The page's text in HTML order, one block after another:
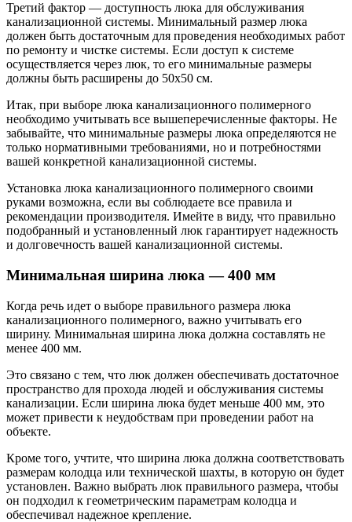
Третий фактор — доступность люка для обслуживания
канализационной системы. Минимальный размер люка
должен быть достаточным для проведения необходимых работ
по ремонту и чистке системы. Если доступ к системе
осуществляется через люк, то его минимальные размеры
должны быть расширены до 50х50 см.
Итак, при выборе люка канализационного полимерного
необходимо учитывать все вышеперечисленные факторы. Не
забывайте, что минимальные размеры люка определяются не
только нормативными требованиями, но и потребностями
вашей конкретной канализационной системы.
Установка люка канализационного полимерного своими
руками возможна, если вы соблюдаете все правила и
рекомендации производителя. Имейте в виду, что правильно
подобранный и установленный люк гарантирует надежность
и долговечность вашей канализационной системы.
Минимальная ширина люка — 400 мм
Когда речь идет о выборе правильного размера люка
канализационного полимерного, важно учитывать его
ширину. Минимальная ширина люка должна составлять не
менее 400 мм.
Это связано с тем, что люк должен обеспечивать достаточное
пространство для прохода людей и обслуживания системы
канализации. Если ширина люка будет меньше 400 мм, это
может привести к неудобствам при проведении работ на
объекте.
Кроме того, учтите, что ширина люка должна соответствовать
размерам колодца или технической шахты, в которую он будет
установлен. Важно выбрать люк правильного размера, чтобы
он подходил к геометрическим параметрам колодца и
обеспечивал надежное крепление.